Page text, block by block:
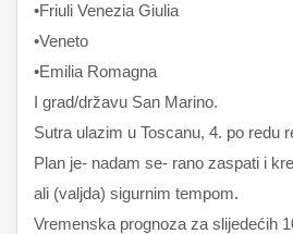
•Friuli Venezia Giulia
•Veneto
•Emilia Romagna
I grad/državu San Marino.
Sutra ulazim u Toscanu, 4. po redu
Plan je- nadam se- rano zaspati i
ali (valjda) sigurnim tempom.
Vremenska prognoza za slijedećih